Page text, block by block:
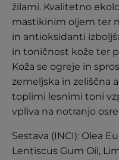
žilami. Kvalitetno
mastikinim oljem ter
in antioksidanti
in toničnost kože ter
Koža se ogreje in
zemeljska in zeliščna
toplimi lesnimi toni
vpliva na notranjo
Sestava (INCI): Olea
Lentiscus Gum Oil,